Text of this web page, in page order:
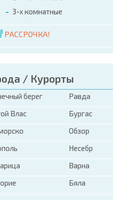
3-х комнатные
РАССРОЧКА!
/ Курорты
берег
Равда
Влас
Бургас
Обзор
Несебр
Варна
Бяла